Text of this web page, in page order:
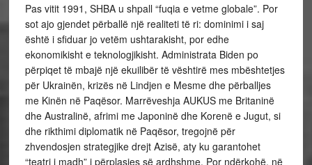
Pas vitit 1991, SHBA u shpall “fuqia e vetme globale”. Por
sot ajo gjendet përballë një realiteti të ri: dominimi i saj
është i sfiduar jo vetëm ushtarakisht, por edhe
ekonomikisht e teknologjikisht. Administrata Biden po
përpiqet të mbajë një ekuilibër të vështirë mes mbështetjes
për Ukrainën, krizës në Lindjen e Mesme dhe përballjes
me Kinën në Paqësor. Marrëveshja AUKUS me Britaninë
dhe Australinë, afrimi me Japoninë dhe Korenë e Jugut, si
dhe rikthimi diplomatik në Paqësor, tregojnë për
zhvendosjen strategjike drejt Azisë, aty ku garantohet
“teatri i madh” i përplasjes së ardhshme. Por ndërkohë, në